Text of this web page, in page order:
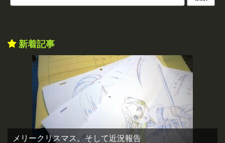
新着記事
メリークリスマス。そして近況報告